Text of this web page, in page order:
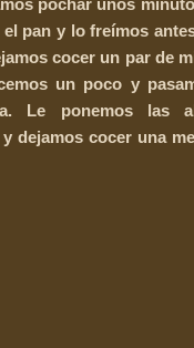
pan y lo freímos
cocer un par de
un poco y
Le ponemos las
dejamos cocer una